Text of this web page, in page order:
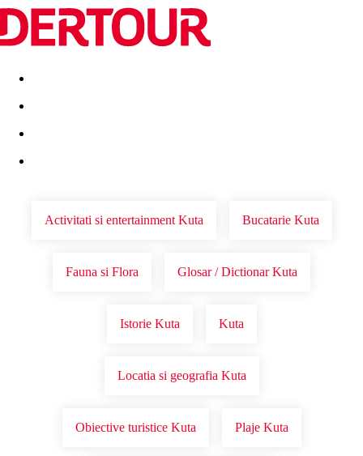
Destinatii Vacanta perfecta OFERTE DE NERATAT
Activitati si entertainment Kuta Bucatarie Kuta
Fauna si Flora Glosar / Dictionar Kuta
Istorie Kuta Kuta
Locatia si geografia Kuta
Obiective turistice Kuta Plaje Kuta